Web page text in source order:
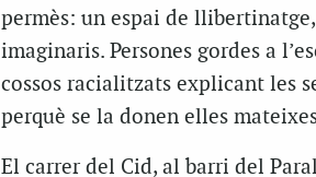
permès: un espai de
imaginaris. Persones gordes a
cossos racialitzats explicant les
perquè se la donen elles
El carrer del Cid, al barri del